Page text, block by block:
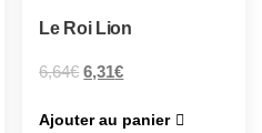
Le Roi Lion
6,64€ 6,31€
Ajouter au panier